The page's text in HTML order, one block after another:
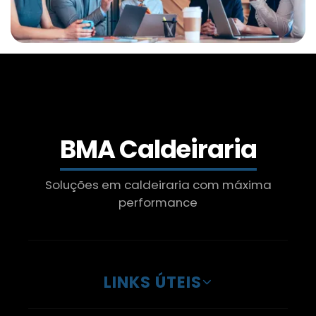
Manutenção De Caldeira A Gás Industrial
Caldeira Biomassa Horizontal
Caldeira Biomassa Preços
Preço De Inspeção De Caldeira
BMA Caldeiraria
Soluções em caldeiraria com máxima
performance
LINKS ÚTEIS